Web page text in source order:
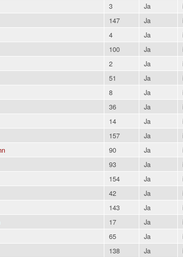
3 Ja
147 Ja
4 Ja
100 Ja
2 Ja
51 Ja
8 Ja
36 Ja
14 Ja
157 Ja
90 Ja
93 Ja
154 Ja
42 Ja
143 Ja
17 Ja
65 Ja
138 Ja